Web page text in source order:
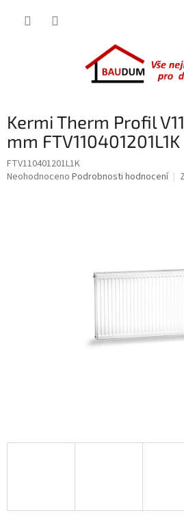
Kermi Therm Profil
mm FTV110401201L1K
FTV110401201L1K
Průměrné
Neohodnoceno Podrobnosti hodnocení